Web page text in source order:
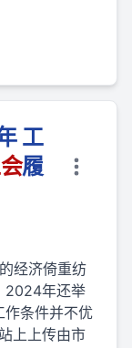
工
履
经济倚重纺
2024年还举
作条件并不优
上上传由市